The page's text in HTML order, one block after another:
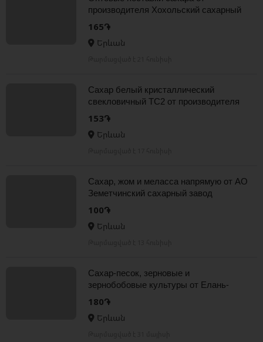
производителя Хохольский сахарный
комбинат
165֏
Երևան
Сахар белый кристаллический
свекловичный ТС2 от производителя
153֏
Երևան
Сахар, жом и меласса напрямую от АО
Земетчинский сахарный завод
100֏
Երևան
Сахар-песок, зерновые и
зернобобовые культуры от Елань-
Коленовский СЗ
180֏
Երևան